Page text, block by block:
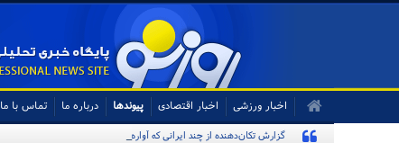
اخبار ورزشی اخبار اقتصادی پیوندها درباره ما تماس با ما
گزارش تکان‌دهنده از چند ایرانی که آواره و ویران شده‌اند